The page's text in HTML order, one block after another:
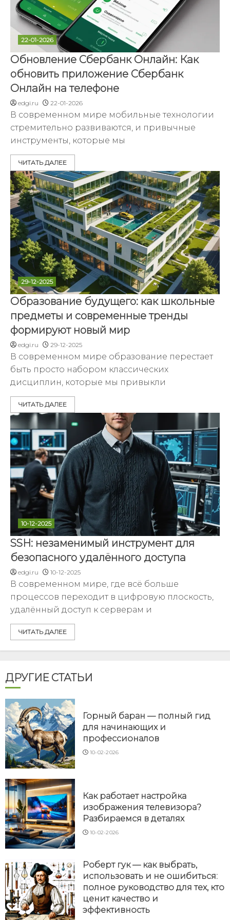
22-01-2026
Обновление Сбербанк Онлайн: Как
обновить приложение Сбербанк
Онлайн на телефоне
edgi.ru 22-01-2026
В современном мире мобильные технологии
стремительно развиваются, и привычные
инструменты, которые мы
ЧИТАТЬ ДАЛЕЕ
29-12-2025
Образование будущего: как школьные
предметы и современные тренды
формируют новый мир
edgi.ru 29-12-2025
В современном мире образование перестает
быть просто набором классических
дисциплин, которые мы привыкли
ЧИТАТЬ ДАЛЕЕ
10-12-2025
SSH: незаменимый инструмент для
безопасного удалённого доступа
edgi.ru 10-12-2025
В современном мире, где всё больше
процессов переходит в цифровую плоскость,
удалённый доступ к серверам и
ЧИТАТЬ ДАЛЕЕ
ДРУГИЕ СТАТЬИ
Горный баран — полный гид
для начинающих и
профессионалов
10-02-2026
Как работает настройка
изображения телевизора?
Разбираемся в деталях
10-02-2026
Роберт гук — как выбрать,
использовать и не ошибиться:
полное руководство для тех, кто
ценит качество и
эффективность